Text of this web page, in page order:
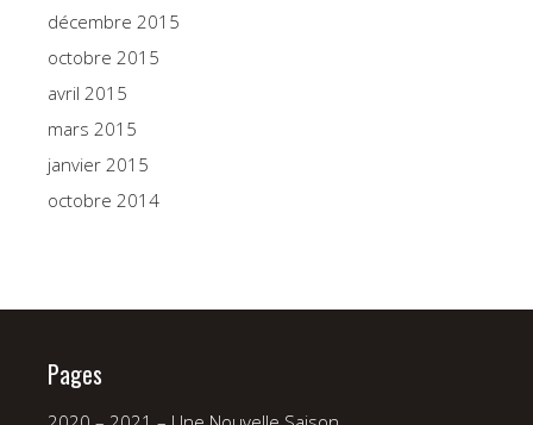
décembre 2015
octobre 2015
avril 2015
mars 2015
janvier 2015
octobre 2014
Pages